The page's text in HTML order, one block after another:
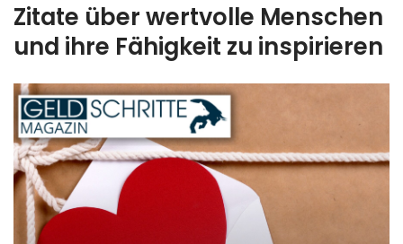
Zitate über wertvolle Menschen
und ihre Fähigkeit zu inspirieren